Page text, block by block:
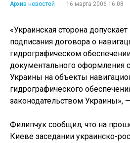
Архив новостей 16 марта 2006 16:08
«Украинская сторона
подписания договора о
гидрографическом
документального оформления
Украины на объекты
гидрографического
законодательством Украины»,
Филипчук сообщил, что на
Киеве заседании украинско-